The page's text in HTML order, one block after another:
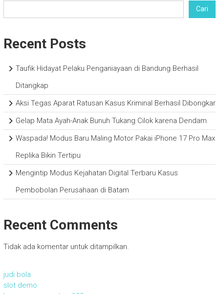
Cari
Recent Posts
Taufik Hidayat Pelaku Penganiayaan di Bandung Berhasil
Ditangkap
Aksi Tegas Aparat Ratusan Kasus Kriminal Berhasil Dibongkar
Gelap Mata Ayah-Anak Bunuh Tukang Cilok karena Dendam
Waspada! Modus Baru Maling Motor Pakai iPhone 17 Pro Max
Replika Bikin Tertipu
Mengintip Modus Kejahatan Digital Terbaru Kasus
Pembobolan Perusahaan di Batam
Recent Comments
Tidak ada komentar untuk ditampilkan.
judi bola
slot demo